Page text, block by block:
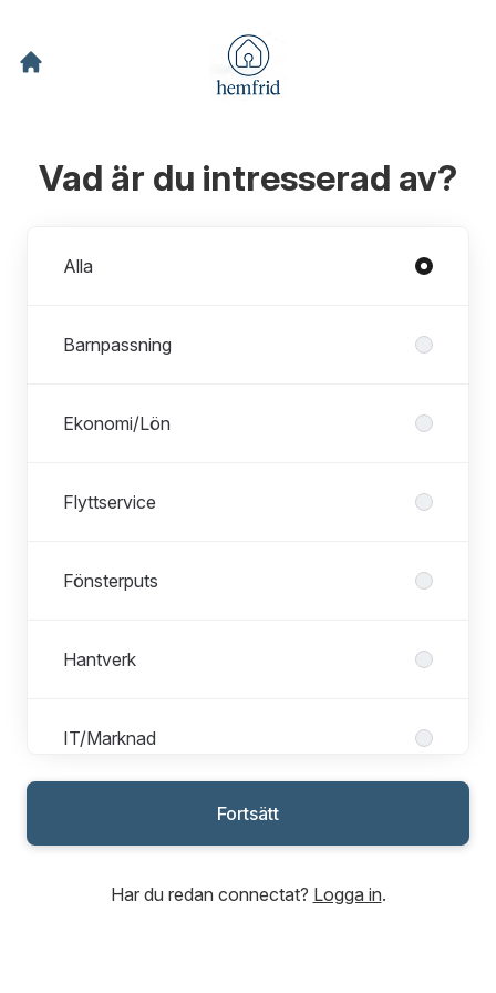
Vad är du intresserad av?
Alla
Barnpassning
Ekonomi/Lön
Flyttservice
Fönsterputs
Hantverk
IT/Marknad
Ledarskap/Personal
Städning
Fortsätt
Har du redan connectat? Logga in.